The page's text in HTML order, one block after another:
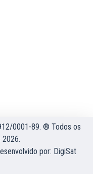
0001-89. ® Todos os
por: DigiSat